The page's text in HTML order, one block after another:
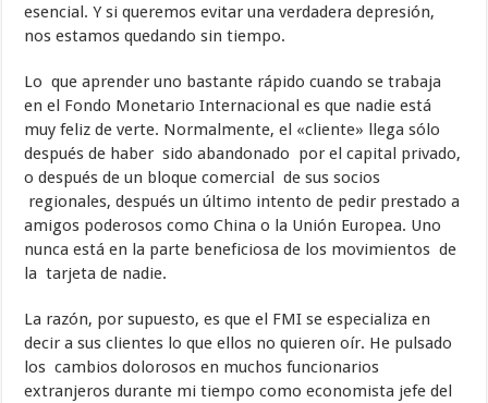
esencial. Y si queremos evitar una verdadera depresión,
nos estamos quedando sin tiempo.
Lo que aprender uno bastante rápido cuando se trabaja
en el Fondo Monetario Internacional es que nadie está
muy feliz de verte. Normalmente, el «cliente» llega sólo
después de haber sido abandonado por el capital privado,
o después de un bloque comercial de sus socios
regionales, después un último intento de pedir prestado a
amigos poderosos como China o la Unión Europea. Uno
nunca está en la parte beneficiosa de los movimientos de
la tarjeta de nadie.
La razón, por supuesto, es que el FMI se especializa en
decir a sus clientes lo que ellos no quieren oír. He pulsado
los cambios dolorosos en muchos funcionarios
extranjeros durante mi tiempo como economista jefe del